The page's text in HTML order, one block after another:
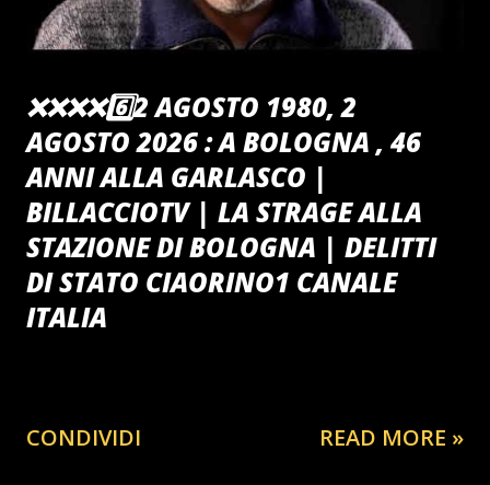
❌️❌️❌️❌️6️⃣2 AGOSTO 1980, 2
AGOSTO 2026 : A BOLOGNA , 46
ANNI ALLA GARLASCO |
BILLACCIOTV | LA STRAGE ALLA
STAZIONE DI BOLOGNA | DELITTI
DI STATO CIAORINO1 CANALE
ITALIA
CONDIVIDI READ MORE »